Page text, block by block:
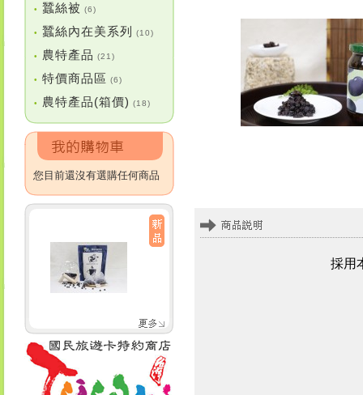
• 蠶絲被 (6)
• 蠶絲內在美系列 (10)
• 農特產品 (21)
• 特價商品區 (6)
• 農特產品(箱價) (18)
您目前還沒有選購任何商品
採用